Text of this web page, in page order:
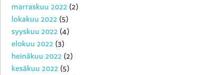
marraskuu 2022 (2)
lokakuu 2022 (5)
syyskuu 2022 (4)
elokuu 2022 (3)
heinäkuu 2022 (2)
kesäkuu 2022 (5)